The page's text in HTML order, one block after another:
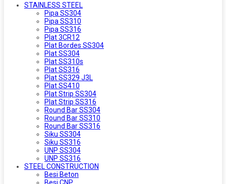
STAINLESS STEEL
Pipa SS304
Pipa SS310
Pipa SS316
Plat 3CR12
Plat Bordes SS304
Plat SS304
Plat SS310s
Plat SS316
Plat SS329 J3L
Plat SS410
Plat Strip SS304
Plat Strip SS316
Round Bar SS304
Round Bar SS310
Round Bar SS316
Siku SS304
Siku SS316
UNP SS304
UNP SS316
STEEL CONSTRUCTION
Besi Beton
Besi CNP